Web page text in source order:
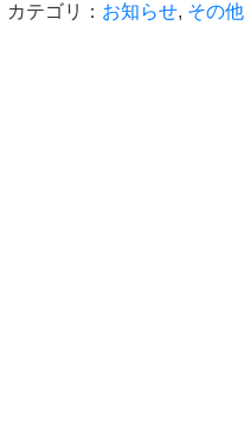
カテゴリ： お知らせ, その他